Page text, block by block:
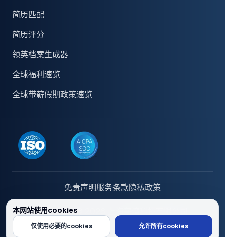
本网站使用cookies
我们使用cookies来个性化内容和广告，提供社交媒体功能，并分析我们的流
仅使用必要的cookies 允许所有cookies
简历匹配
简历评分
领英档案生成器
全球福利速览
全球带薪假期政策速览
免责声明服务条款隐私政策
Copyright © 2026 上海薪湾科技有限公司